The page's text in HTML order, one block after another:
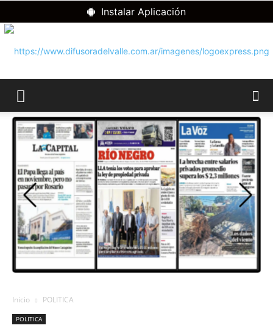
Instalar Aplicación
DIFUSORA
DEL
VALLE
Inicio POLITICA
POLITICA